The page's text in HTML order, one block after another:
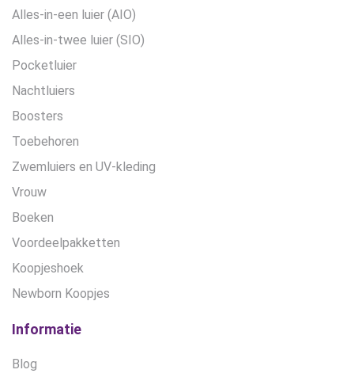
Alles-in-een luier (AIO)
Alles-in-twee luier (SIO)
Pocketluier
Nachtluiers
Boosters
Toebehoren
Zwemluiers en UV-kleding
Vrouw
Boeken
Voordeelpakketten
Koopjeshoek
Newborn Koopjes
Informatie
Blog